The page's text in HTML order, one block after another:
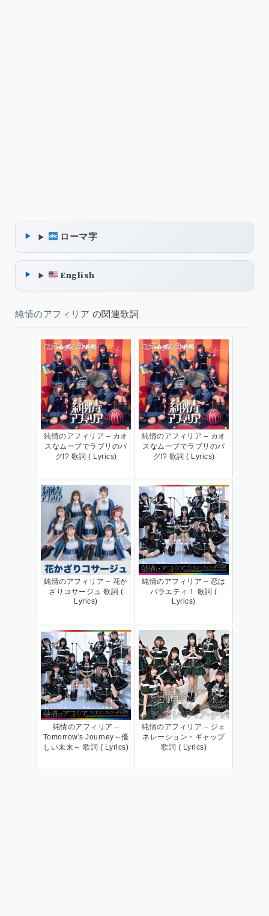
ローマ字
English
純情のアフィリア の関連歌詞
純情のアフィリア – カオ
スなムーブでラブリのバ
グ!? 歌詞 ( Lyrics)
純情のアフィリア – カオ
スなムーブでラブリのバ
グ!? 歌詞 ( Lyrics)
純情のアフィリア – 花か
ざりコサージュ 歌詞 (
Lyrics)
純情のアフィリア – 恋は
バラエティ！ 歌詞 (
Lyrics)
純情のアフィリア –
Tomorrow's Journey～優
しい未来～ 歌詞 ( Lyrics)
純情のアフィリア – ジェ
ネレーション・ギャップ
歌詞 ( Lyrics)